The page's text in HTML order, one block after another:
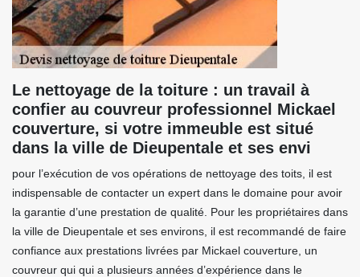
Le nettoyage de la toiture : un travail à
confier au couvreur professionnel Mickael
couverture, si votre immeuble est situé
dans la ville de Dieupentale et ses envi
pour l’exécution de vos opérations de nettoyage des toits, il est
indispensable de contacter un expert dans le domaine pour avoir
la garantie d’une prestation de qualité. Pour les propriétaires dans
la ville de Dieupentale et ses environs, il est recommandé de faire
confiance aux prestations livrées par Mickael couverture, un
couvreur qui qui a plusieurs années d’expérience dans le